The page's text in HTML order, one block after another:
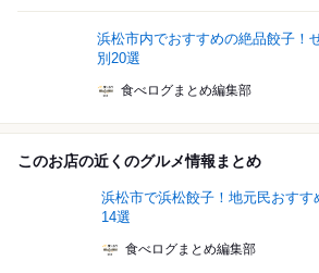
浜松市内でおすすめの絶品餃子！
別20選
食べログまとめ編集部
このお店の近くのグルメ情報まとめ
浜松市で浜松餃子！地元民おすす
14選
食べログまとめ編集部